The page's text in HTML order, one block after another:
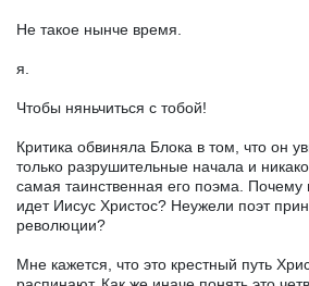
Не такое нынче время.
я.
Чтобы няньчиться с тобой!
Критика обвиняла Блока в том, что он
только разрушительные начала и
самая таинственная его поэма. Почему
идет Иисус Христос? Неужели поэт
революции?
Мне кажется, что это крестный путь